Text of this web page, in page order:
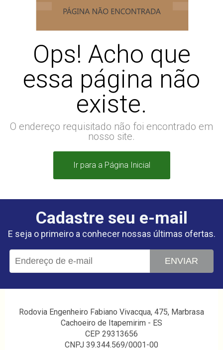
Ops! Acho que
essa página não
existe.
O endereço requisitado não foi encontrado em
nosso site.
Ir para a Página Inicial
Cadastre seu e-mail
E seja o primeiro a conhecer nossas últimas ofertas.
ENVIAR
Rodovia Engenheiro Fabiano Vivacqua, 475, Marbrasa
Cachoeiro de Itapemirim - ES
CEP 29313656
CNPJ 39.344.569/0001-00